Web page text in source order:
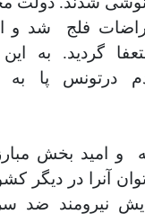
فلج
شد و
گردید. به
درتونس پا به
و امید بخش
آنرا در دیگر
نیرومند ضد